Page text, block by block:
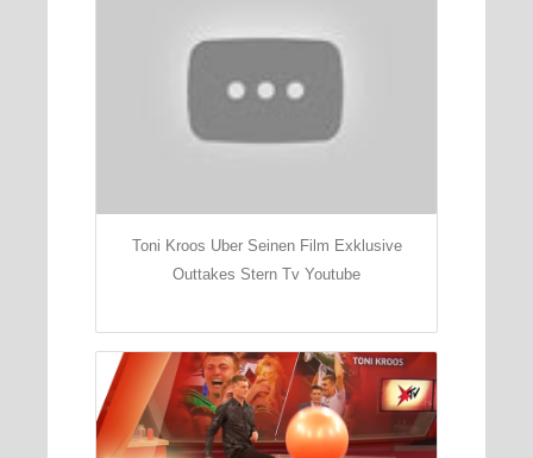
Toni Kroos Uber Seinen Film Exklusive
Outtakes Stern Tv Youtube